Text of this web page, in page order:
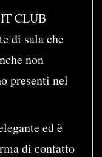
CLUB
di sala che
non
presenti nel
ed è
di contatto